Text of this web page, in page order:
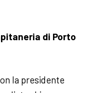
di Porto
la presidente